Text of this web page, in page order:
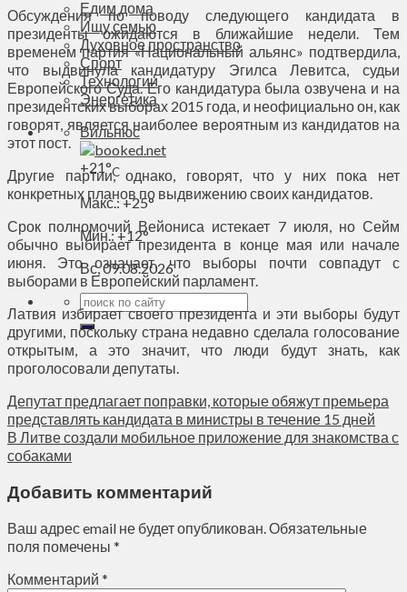
Едим дома
Ищу семью
Духовное пространство
Спорт
Технологии
Энергетика
Вильнюс
+21°C
Макс.:+25°
Мин.:+12°
Вс, 09.08.2026
Обсуждения по поводу следующего кандидата в
президенты ожидаются в ближайшие недели. Тем
временем партия «Национальный альянс» подтвердила,
что выдвинула кандидатуру Эгилса Левитса, судьи
Европейского Суда. Его кандидатура была озвучена и на
президентских выборах 2015 года, и неофициально он, как
говорят, является наиболее вероятным из кандидатов на
этот пост.
Другие партии, однако, говорят, что у них пока нет
конкретных планов по выдвижению своих кандидатов.
Срок полномочий Вейониса истекает 7 июля, но Сейм
обычно выбирает президента в конце мая или начале
июня. Это означает, что выборы почти совпадут с
выборами в Европейский парламент.
Латвия избирает своего президента и эти выборы будут
другими, поскольку страна недавно сделала голосование
открытым, а это значит, что люди будут знать, как
проголосовали депутаты.
Депутат предлагает поправки, которые обяжут премьера
представлять кандидата в министры в течение 15 дней
В Литве создали мобильное приложение для знакомства с
собаками
Добавить комментарий
Ваш адрес email не будет опубликован.Обязательные
поля помечены *
Комментарий *